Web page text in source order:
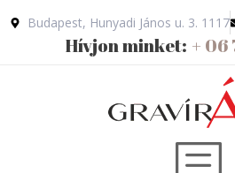
Budapest, Hunyadi János u. 3. 1117
Hívjon minket: + 06